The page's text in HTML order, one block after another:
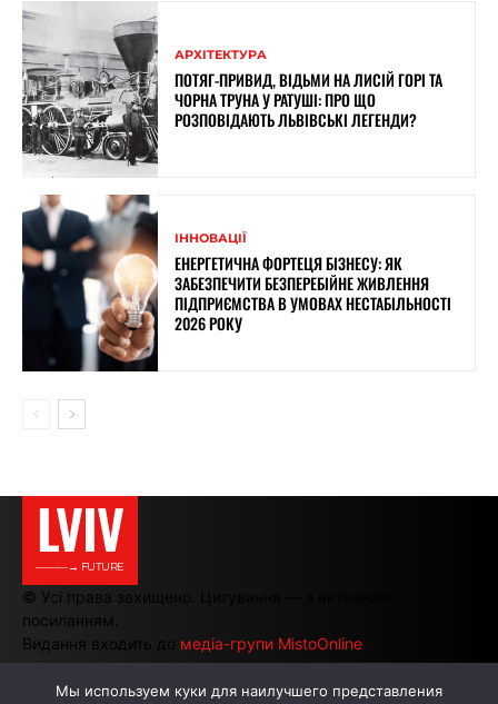
АРХІТЕКТУРА
ПОТЯГ-ПРИВИД, ВІДЬМИ НА ЛИСІЙ ГОРІ ТА
ЧОРНА ТРУНА У РАТУШІ: ПРО ЩО
РОЗПОВІДАЮТЬ ЛЬВІВСЬКІ ЛЕГЕНДИ?
ІННОВАЦІЇ
ЕНЕРГЕТИЧНА ФОРТЕЦЯ БІЗНЕСУ: ЯК
ЗАБЕЗПЕЧИТИ БЕЗПЕРЕБІЙНЕ ЖИВЛЕННЯ
ПІДПРИЄМСТВА В УМОВАХ НЕСТАБІЛЬНОСТІ
2026 РОКУ
LVIV
———→ FUTURE
© Усі права захищено. Цитування — з активним
посиланням.
Видання входить до медіа-групи MistoOnline
Мы используем куки для наилучшего представления